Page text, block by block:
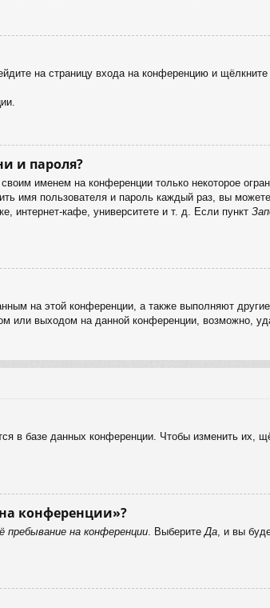
на страницу входа на конференцию и
и пароля?
именем на конференции только некоторое
имя пользователя и пароль каждый раз, вы
интернет-кафе, университете и т. д. Если пункт
на этой конференции, а также выполняют
или выходом на данной конференции, возможно,
в базе данных конференции. Чтобы изменить их,
конференции»?
пребывание на конференции . Выберите Да , и вы